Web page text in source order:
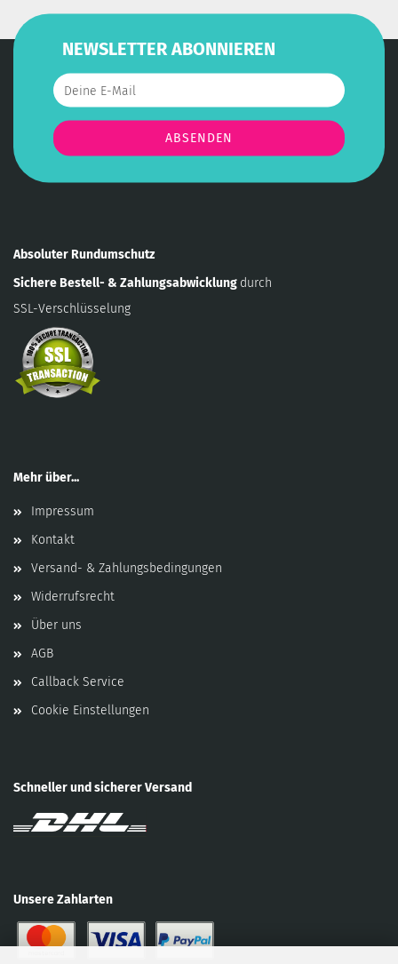
NEWSLETTER ABONNIEREN
Absoluter Rundumschutz
Sichere Bestell- & Zahlungsabwicklung durch
SSL-Verschlüsselung
Mehr über...
Impressum
Kontakt
Versand- & Zahlungsbedingungen
Widerrufsrecht
Über uns
AGB
Callback Service
Cookie Einstellungen
Schneller und sicherer Versand
Unsere Zahlarten